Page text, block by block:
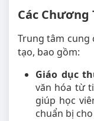
Các Chương
Trung tâm cung
tạo, bao gồm:
Giáo dục
văn hóa từ
giúp học
chuẩn bị